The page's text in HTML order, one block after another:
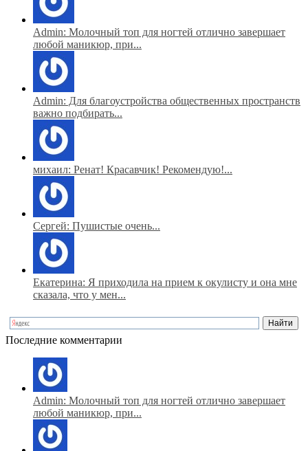
Admin: Молочный топ для ногтей отлично завершает
любой маникюр, при...
Admin: Для благоустройства общественных пространств
важно подбирать...
михаил: Ренат! Красавчик! Рекомендую!...
Сергей: Пушистые очень...
Екатерина: Я приходила на прием к окулисту и она мне
сказала, что у мен...
Последние комментарии
Admin: Молочный топ для ногтей отлично завершает
любой маникюр, при...